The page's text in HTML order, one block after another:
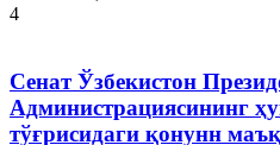
4
Сенат Ўзбекистон
Администрациясининг
тўғрисидаги қонунн